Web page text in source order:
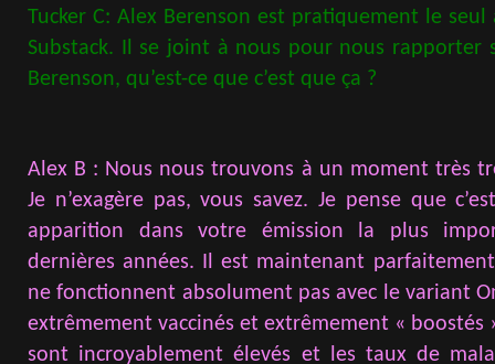
Tucker C: Alex Berenson est pratiquement le
Substack. Il se joint à nous pour nous rapporter
Berenson, qu’est-ce que c’est que ça ?
Alex B : Nous nous trouvons à un moment très
Je n’exagère pas, vous savez. Je pense que
apparition dans votre émission la plus
dernières années. Il est maintenant
ne fonctionnent absolument pas avec le variant
extrêmement vaccinés et extrêmement « boostés
sont incroyablement élevés et les taux de